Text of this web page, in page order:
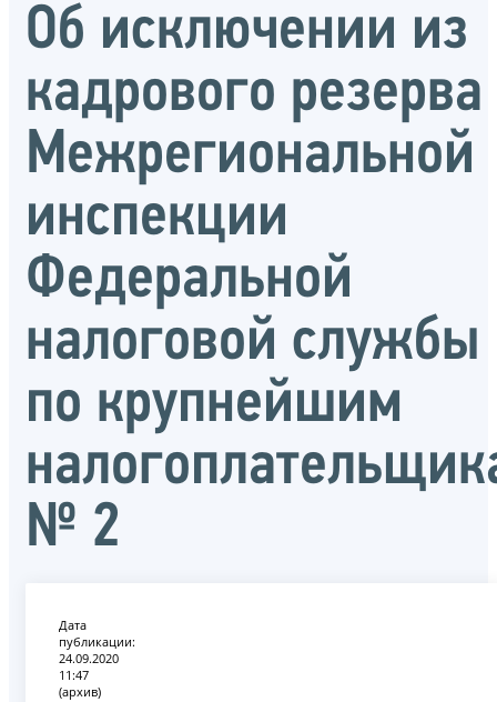
Об исключении из
кадрового резерва
Межрегиональной
инспекции
Федеральной
налоговой службы
по крупнейшим
№ 2
Дата
публикации:
24.09.2020
11:47
(архив)